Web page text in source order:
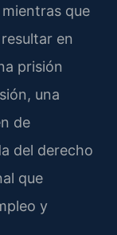
que
en
prisión
una
de
del derecho
que
y